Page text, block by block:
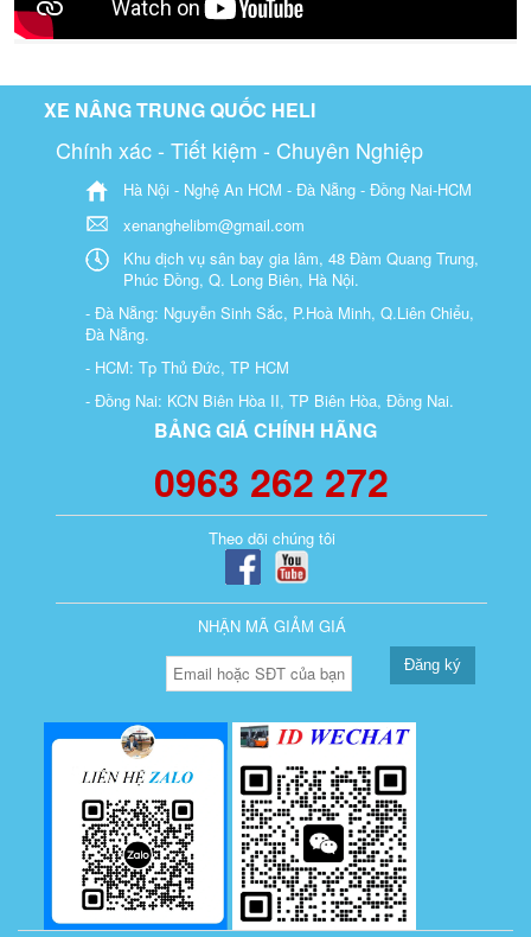
XE NÂNG TRUNG QUỐC HELI
Chính xác - Tiết kiệm - Chuyên Nghiệp
Hà Nội - Nghệ An HCM - Đà Nẵng - Đồng Nai-HCM
xenanghelibm@gmail.com
Khu dịch vụ sân bay gia lâm, 48 Đàm Quang Trung,
Phúc Đồng, Q. Long Biên, Hà Nội.
- Đà Nẵng: Nguyễn Sinh Sắc, P.Hoà Minh, Q.Liên Chiểu,
Đà Nẵng.
- HCM: Tp Thủ Đức, TP HCM
- Đồng Nai: KCN Biên Hòa II, TP Biên Hòa, Đồng Nai.
BẢNG GIÁ CHÍNH HÃNG
0963 262 272
Theo dõi chúng tôi
NHẬN MÃ GIẢM GIÁ
Đăng ký